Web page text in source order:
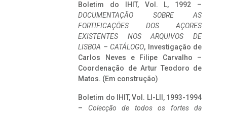
Boletim do IHIT, Vol. L, 1992 –
DOCUMENTAÇÃO SOBRE AS
FORTIFICAÇÕES DOS AÇORES
EXISTENTES NOS ARQUIVOS DE
LISBOA – CATÁLOGO, Investigação de
Carlos Neves e Filipe Carvalho –
Coordenação de Artur Teodoro de
Matos. (Em construção)
Boletim do IHIT, Vol. LI-LII, 1993-1994
– Colecção de todos os fortes da